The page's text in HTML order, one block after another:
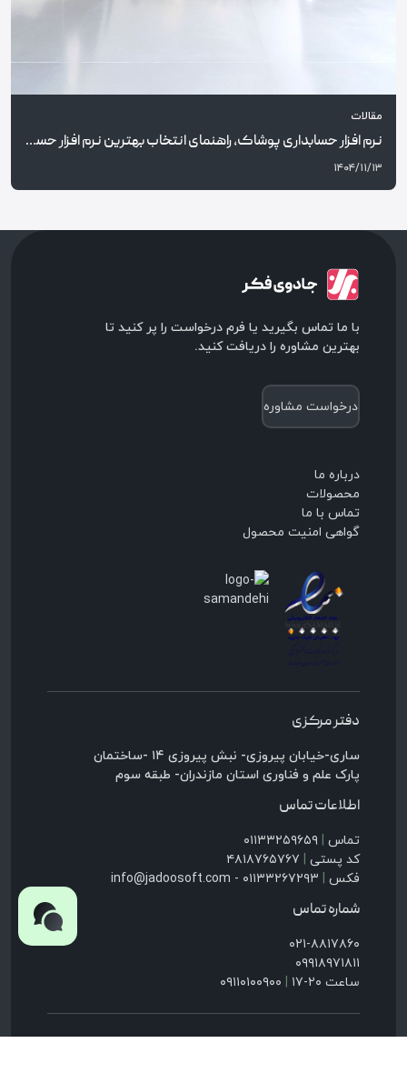
مقالات
نرم افزار حسابداری پوشاک، راهنمای انتخاب بهترین نرم افزار حسابداری فروشگاه پوشاک و معرفی کارما مارکت
۱۴۰۴/۱۱/۱۳
با ما تماس بگیرید یا فرم درخواست را پر کنید تا
بهترین مشاوره را دریافت کنید.
درخواست مشاوره
درباره ما
محصولات
تماس با ما
گواهی امنیت محصول
دفتر مرکزی
ساری-خیابان پیروزی- نبش پیروزی ۱۴ -ساختمان
پارک علم و فناوری استان مازندران- طبقه سوم
اطلاعات تماس
تماس | ۰۱۱۳۳۲۵۹۶۵۹
کد پستی | ۴۸۱۸۷۶۵۷۶۷
فکس | ۰۱۱۳۳۲۶۷۲۹۳ - info@jadoosoft.com
شماره تماس
۰۲۱-۸۸۱۷۸۶۰
۰۹۹۱۸۹۷۱۸۱۱
ساعت ۲۰-۱۷
| ۰۹۱۱۰۱۰۰۹۰۰